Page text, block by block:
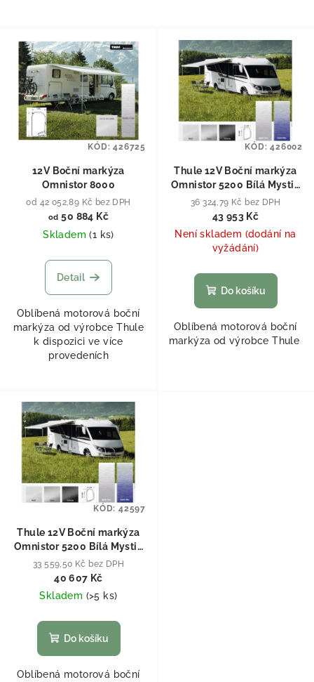
12V Boční markýza
Omnistor 8000
od 42 052,89 Kč bez DPH
od 50 884 Kč
Skladem(1 ks)
Detail
Oblíbená motorová boční
markýza od výrobce Thule
k dispozici ve více
provedeních
KÓD:426725
Thule 12V Boční markýza
Omnistor 5200 Bílá Mystic
Grau (šedá) 500 cm
36 324,79 Kč bez DPH
43 953 Kč
Není skladem (dodání na
vyžádání)
Do košíku
Oblíbená motorová boční
markýza od výrobce Thule
KÓD:426002
Thule 12V Boční markýza
Omnistor 5200 Bílá Mystic
Grau (šedá) 450 cm
33 559,50 Kč bez DPH
40 607 Kč
Skladem (>5 ks)
Do košíku
Oblíbená motorová boční
KÓD: 42597